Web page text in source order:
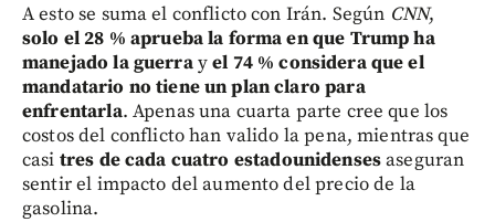
A esto se suma el conflicto con Irán. Según CNN,
solo el 28 % aprueba la forma en que Trump ha
manejado la guerrayel 74 % considera que el
mandatario no tiene un plan claro para
enfrentarla. Apenas una cuarta parte cree que los
costos del conflicto han valido la pena, mientras que
casi tres de cada cuatro estadounidensesaseguran
sentir el impacto del aumento del precio de la
gasolina.